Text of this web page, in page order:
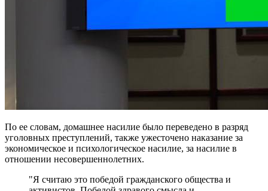
По ее словам, домашнее насилие было переведено в разряд
уголовных преступлений, также ужесточено наказание за
экономическое и психологическое насилие, за насилие в
отношении несовершеннолетних.
"Я считаю это победой гражданского общества и